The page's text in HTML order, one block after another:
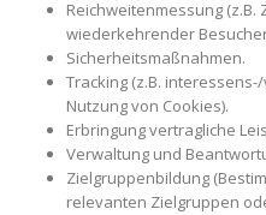
Reichweitenmessung
wiederkehrender
Sicherheitsmaßnahmen.
Tracking (z.B.
Nutzung von Cookies).
Erbringung vertragliche
Verwaltung und
Zielgruppenbildung
relevanten Zielgruppen